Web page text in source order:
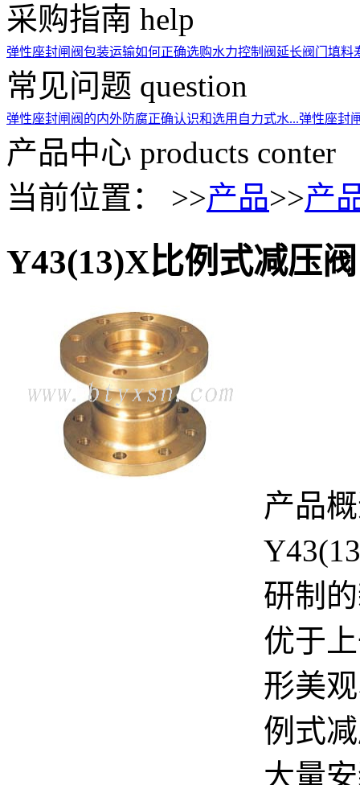
采购指南 help
弹性座封闸阀包装运输如何正确选购水力控制阀 延长阀门填料
常见问题 question
弹性座封闸阀的内外防腐正确认识和选用自力式水...弹性座封
产品中心 products conter
当前位置： >>产品>>产
Y43(13)X比例式减压阀
产品
研制
优于
形美
例式
大量